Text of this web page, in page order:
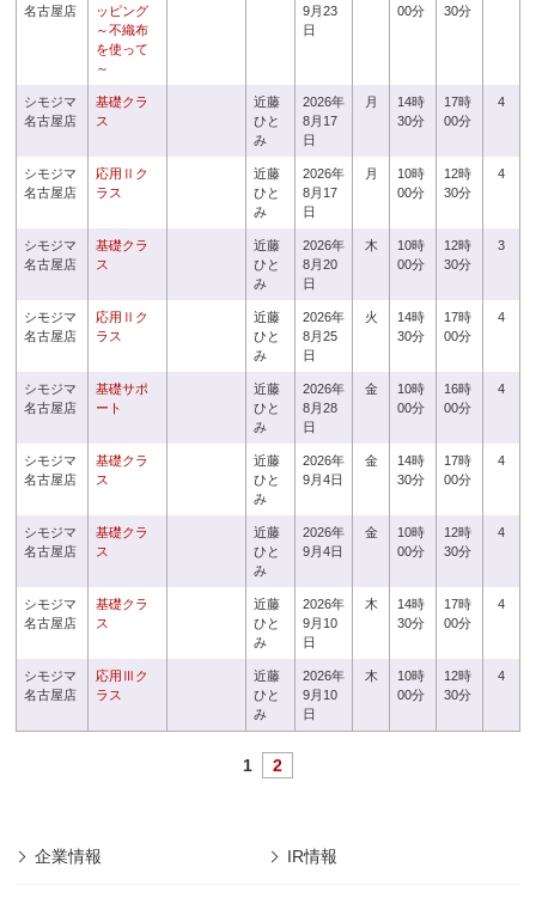
名古屋店
ッピング
～不織布
を使って
～
9月23
日
00分
30分
シモジマ
名古屋店
基礎クラ
ス
近藤
ひと
み
2026年
8月17
日
月
14時
30分
17時
00分
4
シモジマ
名古屋店
応用Ⅱク
ラス
近藤
ひと
み
2026年
8月17
日
月
10時
00分
12時
30分
4
シモジマ
名古屋店
基礎クラ
ス
近藤
ひと
み
2026年
8月20
日
木
10時
00分
12時
30分
3
シモジマ
名古屋店
応用Ⅱク
ラス
近藤
ひと
み
2026年
8月25
日
火
14時
30分
17時
00分
4
シモジマ
名古屋店
基礎サポ
ート
近藤
ひと
み
2026年
8月28
日
金
10時
00分
16時
00分
4
シモジマ
名古屋店
基礎クラ
ス
近藤
ひと
み
2026年
9月4日
金
14時
30分
17時
00分
4
シモジマ
名古屋店
基礎クラ
ス
近藤
ひと
み
2026年
9月4日
金
10時
00分
12時
30分
4
シモジマ
名古屋店
基礎クラ
ス
近藤
ひと
み
2026年
9月10
日
木
14時
30分
17時
00分
4
シモジマ
名古屋店
応用Ⅲク
ラス
近藤
ひと
み
2026年
9月10
日
木
10時
00分
12時
30分
4
1 2
企業情報 IR情報